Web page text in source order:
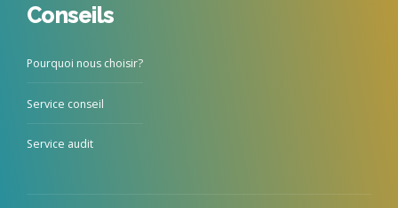
Conseils
Pourquoi nous choisir?
Service conseil
Service audit